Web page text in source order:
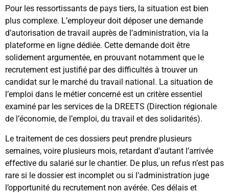
Pour les ressortissants de pays tiers, la situation est bien
plus complexe. L’employeur doit déposer une demande
d’autorisation de travail auprès de l’administration, via la
plateforme en ligne dédiée. Cette demande doit être
solidement argumentée, en prouvant notamment que le
recrutement est justifié par des difficultés à trouver un
candidat sur le marché du travail national. La situation de
l’emploi dans le métier concerné est un critère essentiel
examiné par les services de la DREETS (Direction régionale
de l’économie, de l’emploi, du travail et des solidarités).
Le traitement de ces dossiers peut prendre plusieurs
semaines, voire plusieurs mois, retardant d’autant l’arrivée
effective du salarié sur le chantier. De plus, un refus n’est pas
rare si le dossier est incomplet ou si l’administration juge
l’opportunité du recrutement non avérée. Ces délais et